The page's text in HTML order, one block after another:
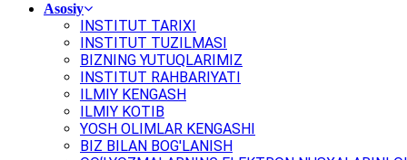
Asosiy
INSTITUT TARIXI
INSTITUT TUZILMASI
BIZNING YUTUQLARIMIZ
INSTITUT RAHBARIYATI
ILMIY KENGASH
ILMIY KOTIB
YOSH OLIMLAR KENGASHI
BIZ BILAN BOG'LANISH